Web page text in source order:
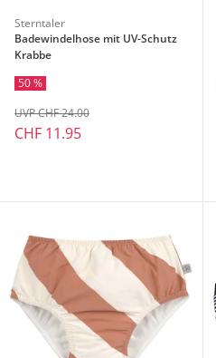
Sterntaler
Badewindelhose mit UV-Schutz
Krabbe
50 %
CHF 11.95
UVP CHF 24.00